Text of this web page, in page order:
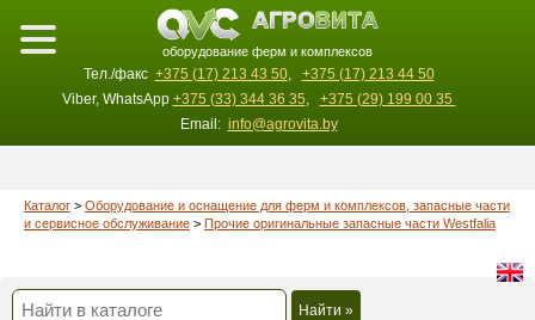
оборудование ферм и комплексов
Тел./факс +375 (17) 213 43 50,
+375 (17) 213 44 50
Viber, WhatsApp +375 (33) 344 36 35,
+375 (29) 199 00 35
Email: info@agrovita.by
Каталог > Оборудование и оснащение для ферм и комплексов, запасные части
и сервисное обслуживание > Прочие оригинальные запасные части Westfalia
Найти »